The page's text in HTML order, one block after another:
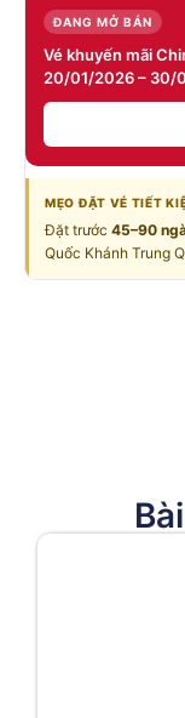
ĐANG MỞ BÁN
Vé khuyến mãi
20/01/2026 – 30/
MẸO ĐẶT VÉ TIẾT
Đặt trước 45–90
Quốc Khánh Trung